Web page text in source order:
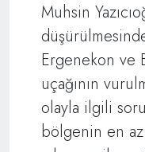
Muhsin
Ergenekon ve
uçağının
olayla ilgili
bölgenin en